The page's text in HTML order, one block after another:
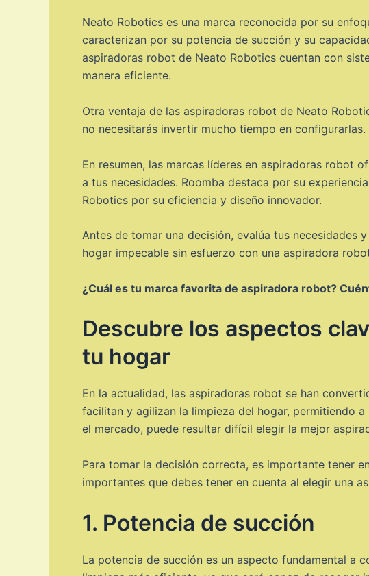
Neato Robotics es una marca reconocida por su
caracterizan por su potencia de succión y su
aspiradoras robot de Neato Robotics cuentan con
manera eficiente.
Otra ventaja de las aspiradoras robot de Neato
no necesitarás invertir mucho tiempo en configurarlas.
En resumen, las marcas líderes en aspiradoras robot
a tus necesidades. Roomba destaca por su
Robotics por su eficiencia y diseño innovador.
Antes de tomar una decisión, evalúa tus necesidades
hogar impecable sin esfuerzo con una aspiradora
¿Cuál es tu marca favorita de aspiradora robot?
Descubre los aspectos
tu hogar
En la actualidad, las aspiradoras robot se han
facilitan y agilizan la limpieza del hogar, permitiendo
el mercado, puede resultar difícil elegir la mejor
Para tomar la decisión correcta, es importante tener
importantes que debes tener en cuenta al elegir una
1. Potencia de succión
La potencia de succión es un aspecto fundamental a